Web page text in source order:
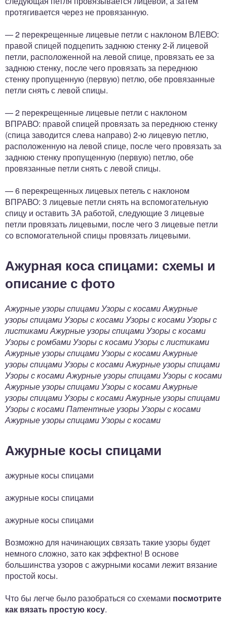
протягивается через не провязанную.
— 2 перекрещенные лицевые петли с наклоном ВЛЕВО:
правой спицей подцепить заднюю стенку 2-й лицевой
петли, расположенной на левой спице, провязать ее за
заднюю стенку, после чего провязать за переднюю
стенку пропущенную (первую) петлю, обе провязанные
петли снять с левой спицы.
— 2 перекрещенные лицевые петли с наклоном
ВПРАВО: правой спицей провязать за переднюю стенку
(спица заводится слева направо) 2-ю лицевую петлю,
расположенную на левой спице, после чего провязать за
заднюю стенку пропущенную (первую) петлю, обе
провязанные петли снять с левой спицы.
— 6 перекрещенных лицевых петель с наклоном
ВПРАВО: 3 лицевые петли снять на вспомогательную
спицу и оставить ЗА работой, следующие 3 лицевые
петли провязать лицевыми, после чего 3 лицевые петли
со вспомогательной спицы провязать лицевыми.
Ажурная коса спицами: схемы и
описание с фото
Ажурные узоры спицами Узоры с косамиАжурные
узоры спицами Узоры с косамиУзоры с косами Узоры с
листикамиАжурные узоры спицами Узоры с косами
Узоры с ромбамиУзоры с косами Узоры с листиками
Ажурные узоры спицами Узоры с косамиАжурные
узоры спицами Узоры с косамиАжурные узоры спицами
Узоры с косамиАжурные узоры спицами Узоры с косами
Ажурные узоры спицами Узоры с косамиАжурные
узоры спицами Узоры с косамиАжурные узоры спицами
Узоры с косамиПатентные узоры Узоры с косами
Ажурные узоры спицами Узоры с косами
Ажурные косы спицами
ажурные косы спицами
ажурные косы спицами
ажурные косы спицами
Возможно для начинающих связать такие узоры будет
немного сложно, зато как эффектно! В основе
большинства узоров с ажурными косами лежит вязание
простой косы.
Что бы легче было разобраться со схемами посмотрите
как вязать простую косу.